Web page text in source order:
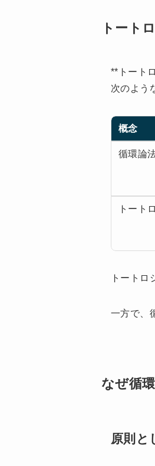
トート
**トート
次のよう
概念
循環論
トート
トートロ
一方で、
なぜ循
原則と